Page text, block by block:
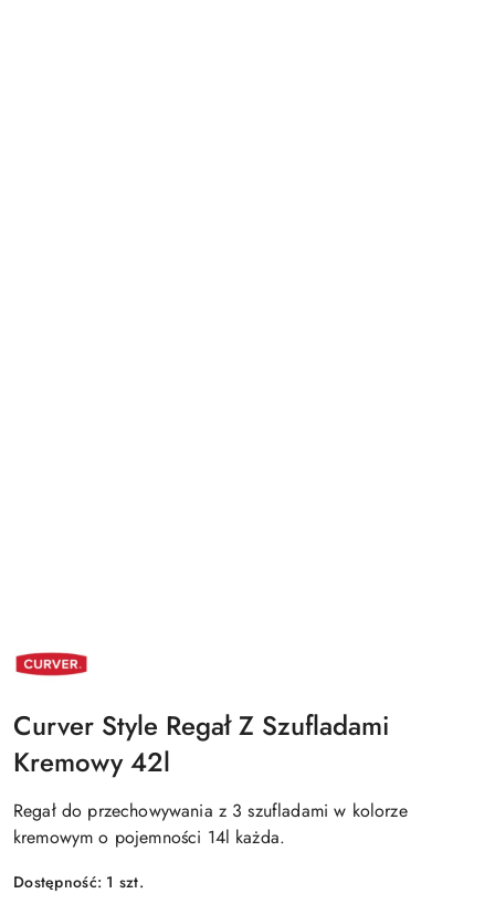
NAZWA
PRODUCENTA:
CURVER
Curver Style Regał Z Szufladami
Kremowy 42l
Regał do przechowywania z 3 szufladami w kolorze
kremowym o pojemności 14l każda.
Dostępność: 1 szt.